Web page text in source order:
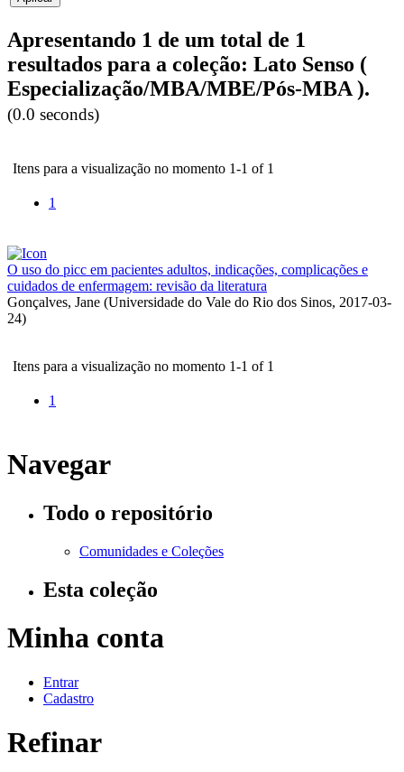
Apresentando 1 de um total de 1
resultados para a coleção: Lato Senso (
Especialização/MBA/MBE/Pós-MBA ).
(0.0 seconds)
Itens para a visualização no momento 1-1 of 1
1
O uso do picc em pacientes adultos, indicações, complicações e
cuidados de enfermagem: revisão da literatura
Gonçalves, Jane (Universidade do Vale do Rio dos Sinos, 2017-03-
24)
Itens para a visualização no momento 1-1 of 1
1
Navegar
Todo o repositório
Comunidades e Coleções
Esta coleção
Minha conta
Entrar
Cadastro
Refinar